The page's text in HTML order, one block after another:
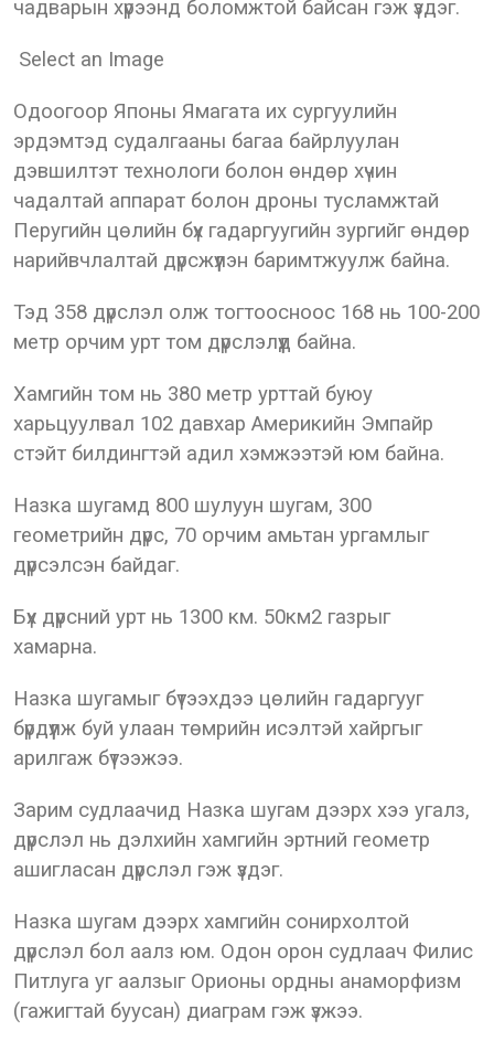
чадварын хүрээнд боломжтой байсан гэж үздэг.
Select an Image
Одоогоор Японы Ямагата их сургуулийн
эрдэмтэд судалгааны багаа байрлуулан
дэвшилтэт технологи болон өндөр хүчин
чадалтай аппарат болон дроны тусламжтай
Перугийн цөлийн бүх гадаргуугийн зургийг өндөр
нарийвчлалтай дүрсжүүлэн баримтжуулж байна.
Тэд 358 дүрслэл олж тогтоосноос 168 нь 100-200
метр орчим урт том дүрслэлүүд байна.
Хамгийн том нь 380 метр урттай буюу
харьцуулвал 102 давхар Америкийн Эмпайр
стэйт билдингтэй адил хэмжээтэй юм байна.
Назка шугамд 800 шулуун шугам, 300
геометрийн дүрс, 70 орчим амьтан ургамлыг
дүрсэлсэн байдаг.
Бүх дүрсний урт нь 1300 км. 50км2 газрыг
хамарна.
Назка шугамыг бүтээхдээ цөлийн гадаргууг
бүрдүүлж буй улаан төмрийн исэлтэй хайргыг
арилгаж бүтээжээ.
Зарим судлаачид Назка шугам дээрх хээ угалз,
дүрслэл нь дэлхийн хамгийн эртний геометр
ашигласан дүрслэл гэж үздэг.
Назка шугам дээрх хамгийн сонирхолтой
дүрслэл бол аалз юм. Одон орон судлаач Филис
Питлуга уг аалзыг Орионы ордны анаморфизм
(гажигтай буусан) диаграм гэж үзжээ.